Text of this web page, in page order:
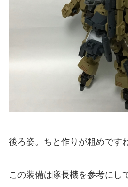
後ろ姿。ちと作りが粗めです
この装備は隊長機を参考にし